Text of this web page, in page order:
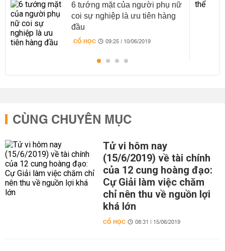
6 tướng mặt của người phụ nữ
coi sự nghiệp là ưu tiên hàng
đầu
CỔ HỌC 09:25 | 10/06/2019
CÙNG CHUYÊN MỤC
Tử vi hôm nay
(15/6/2019) về tài chính
của 12 cung hoàng đạo:
Cự Giải làm việc chăm
chỉ nên thu về nguồn lợi
khá lớn
CỔ HỌC 08:31 | 15/06/2019